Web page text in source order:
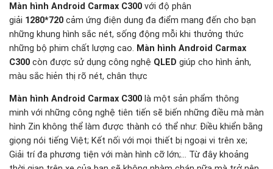
Màn hình Android Carmax C300 với độ phân
giải 1280*720 cảm ứng điện dung đa điểm mang đến cho bạn
những khung hình sắc nét, sống động mỗi khi thưởng thức
những bộ phim chất lượng cao. Màn hình Android Carmax
C300 còn được sử dụng công nghệ QLED giúp cho hình ảnh,
màu sắc hiẻn thị rõ nét, chân thực
Màn hình Android Carmax C300 là một sản phẩm thông
minh với những công nghệ tiên tiến sẽ biến những điều mà màn
hình Zin không thể làm được thành có thể như: Điều khiển bằng
giọng nói tiếng Việt; Kết nối với mọi thiết bị ngoại vi trên xe;
Giải trí đa phương tiện với màn hình cỡ lớn;… Từ đây khoảng